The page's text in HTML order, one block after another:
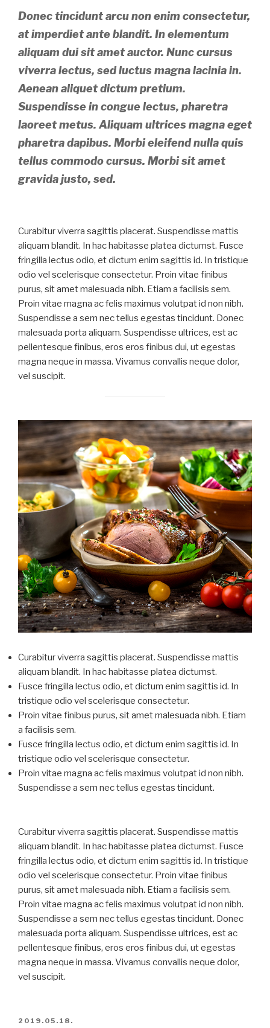
Donec tincidunt arcu non enim consectetur,
at imperdiet ante blandit. In elementum
aliquam dui sit amet auctor. Nunc cursus
viverra lectus, sed luctus magna lacinia in.
Aenean aliquet dictum pretium.
Suspendisse in congue lectus, pharetra
laoreet metus. Aliquam ultrices magna eget
pharetra dapibus. Morbi eleifend nulla quis
tellus commodo cursus. Morbi sit amet
gravida justo, sed.
Curabitur viverra sagittis placerat. Suspendisse mattis
aliquam blandit. In hac habitasse platea dictumst. Fusce
fringilla lectus odio, et dictum enim sagittis id. In tristique
odio vel scelerisque consectetur. Proin vitae finibus
purus, sit amet malesuada nibh. Etiam a facilisis sem.
Proin vitae magna ac felis maximus volutpat id non nibh.
Suspendisse a sem nec tellus egestas tincidunt. Donec
malesuada porta aliquam. Suspendisse ultrices, est ac
pellentesque finibus, eros eros finibus dui, ut egestas
magna neque in massa. Vivamus convallis neque dolor,
vel suscipit.
Curabitur viverra sagittis placerat. Suspendisse mattis
aliquam blandit. In hac habitasse platea dictumst.
Fusce fringilla lectus odio, et dictum enim sagittis id. In
tristique odio vel scelerisque consectetur.
Proin vitae finibus purus, sit amet malesuada nibh. Etiam
a facilisis sem.
Fusce fringilla lectus odio, et dictum enim sagittis id. In
tristique odio vel scelerisque consectetur.
Proin vitae magna ac felis maximus volutpat id non nibh.
Suspendisse a sem nec tellus egestas tincidunt.
Curabitur viverra sagittis placerat. Suspendisse mattis
aliquam blandit. In hac habitasse platea dictumst. Fusce
fringilla lectus odio, et dictum enim sagittis id. In tristique
odio vel scelerisque consectetur. Proin vitae finibus
purus, sit amet malesuada nibh. Etiam a facilisis sem.
Proin vitae magna ac felis maximus volutpat id non nibh.
Suspendisse a sem nec tellus egestas tincidunt. Donec
malesuada porta aliquam. Suspendisse ultrices, est ac
pellentesque finibus, eros eros finibus dui, ut egestas
magna neque in massa. Vivamus convallis neque dolor,
vel suscipit.
BEKÜLDVE:
2019.05.18.